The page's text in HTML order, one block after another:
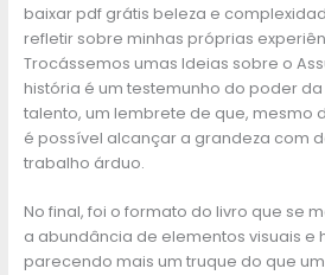
baixar pdf grátis beleza e
refletir sobre minhas próprias
Trocássemos umas Ideias sobre o
história é um testemunho do poder
talento, um lembrete de que, mesmo
é possível alcançar a grandeza com
trabalho árduo.
No final, foi o formato do livro que se
a abundância de elementos visuais e
parecendo mais um truque do que